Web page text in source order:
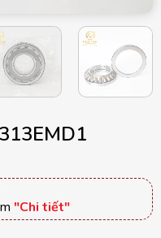
"Chi tiết"